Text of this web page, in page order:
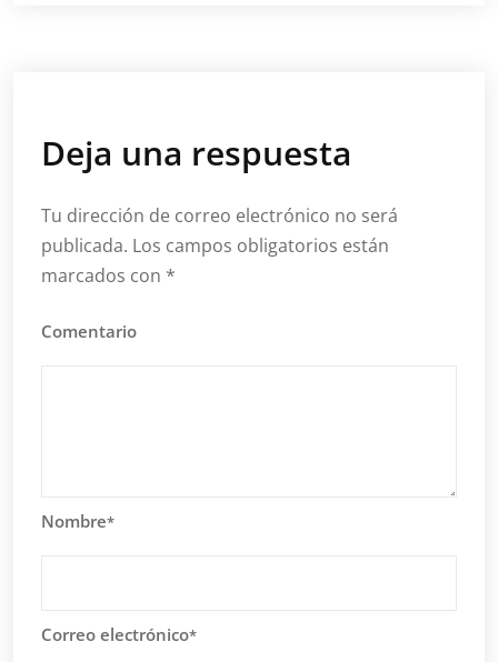
Deja una respuesta
Tu dirección de correo electrónico no será
publicada. Los campos obligatorios están
marcados con *
Comentario
Nombre*
Correo electrónico*